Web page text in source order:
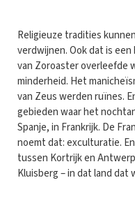
Religieuze tradities
verdwijnen. Ook dat is
van Zoroaster overleefde
minderheid. Het
van Zeus werden ruïnes.
gebieden waar het
Spanje, in Frankrijk. De
noemt dat: exculturatie.
tussen Kortrijk en
Kluisberg – in dat land dat